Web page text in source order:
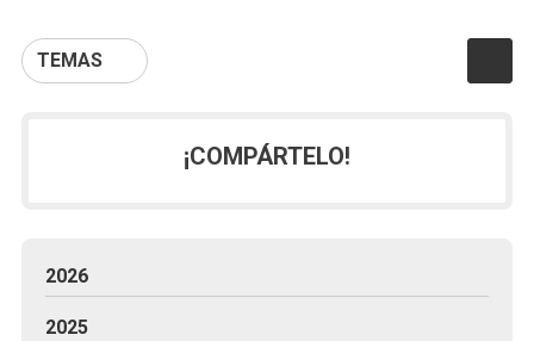
TEMAS
¡COMPÁRTELO!
2026
2025